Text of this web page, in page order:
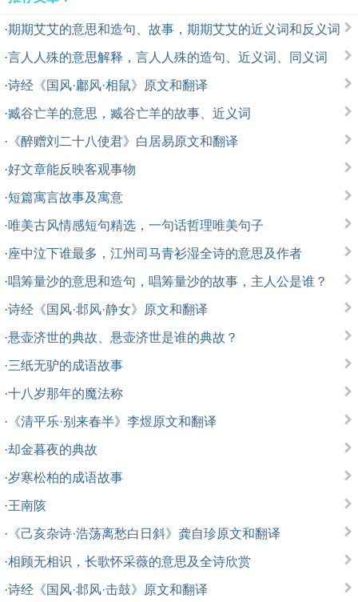
·期期艾艾的意思和造句、故事，期期艾艾的近义词和反义词
·言人人殊的意思解释，言人人殊的造句、近义词、同义词
·诗经《国风·鄘风·相鼠》原文和翻译
·臧谷亡羊的意思，臧谷亡羊的故事、近义词
· 《醉赠刘二十八使君》白居易原文和翻译
·好文章能反映客观事物
·短篇寓言故事及寓意
·唯美古风情感短句精选，一句话哲理唯美句子
·座中泣下谁最多，江州司马青衫湿全诗的意思及作者
·唱筹量沙的意思和造句，唱筹量沙的故事，主人公是谁？
·诗经《国风·邶风·静女》原文和翻译
·悬壶济世的典故、悬壶济世是谁的典故？
·三纸无驴的成语故事
·十八岁那年的魔法称
· 《清平乐·别来春半》李煜原文和翻译
·却金暮夜的典故
·岁寒松柏的成语故事
·王南陔
· 《己亥杂诗·浩荡离愁白日斜》龚自珍原文和翻译
·相顾无相识，长歌怀采薇的意思及全诗欣赏
·诗经《国风·邶风·击鼓》原文和翻译